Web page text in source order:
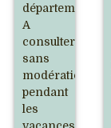
département.
A
consulter
sans
modération
pendant
les